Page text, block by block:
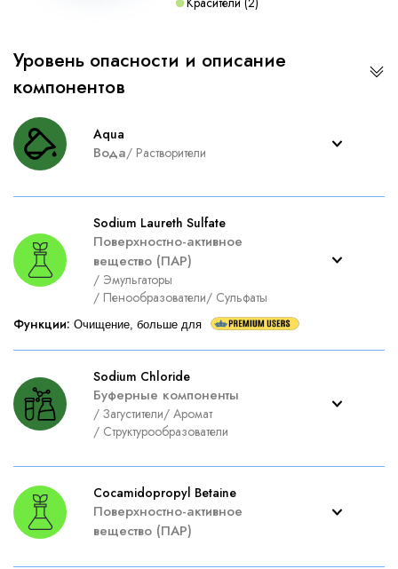
Уровень опасности и описание
компонентов
Aqua
Вода/ Растворители
Sodium Laureth Sulfate
Поверхностно-активное
вещество (ПАР)
/ Эмульгаторы
/ Пенообразователи/ Сульфаты
Функции: Очищение, больше для
Sodium Chloride
Буферные компоненты
/ Загустители/ Аромат
/ Структурообразователи
Cocamidopropyl Betaine
Поверхностно-активное
вещество (ПАР)